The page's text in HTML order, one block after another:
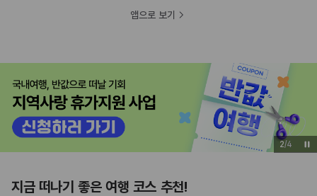
앱으로 보기
2/4
지금 떠나기 좋은 여행 코스 추천!